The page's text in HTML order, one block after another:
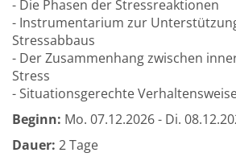
- Die Phasen der Stressreaktionen
- Instrumentarium zur
Stressabbaus
- Der Zusammenhang zwischen
Stress
- Situationsgerechte
Beginn: Mo. 07.12.2026 - Di.
Dauer: 2 Tage